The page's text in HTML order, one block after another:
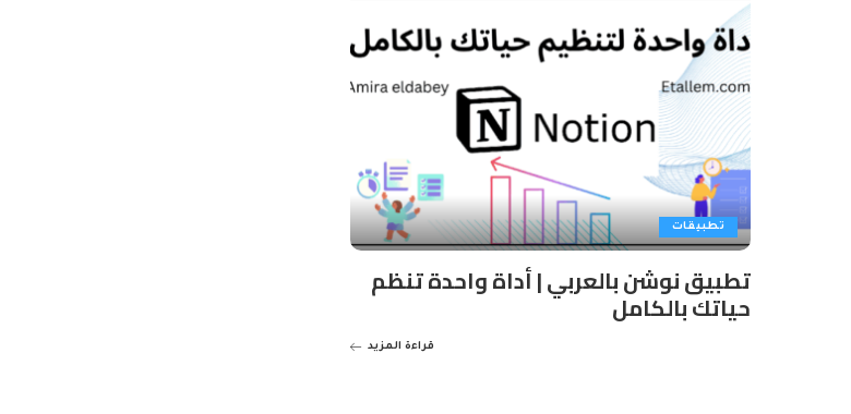
تطبيقات
تطبيق نوشن بالعربي | أداة واحدة تنظم
حياتك بالكامل
قراءة المزيد